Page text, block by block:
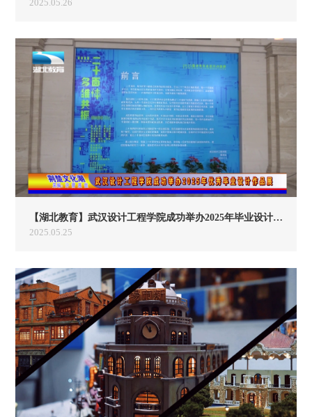
2025.05.26
【湖北教育】武汉设计工程学院成功举办2025年毕业设计作品展
2025.05.25